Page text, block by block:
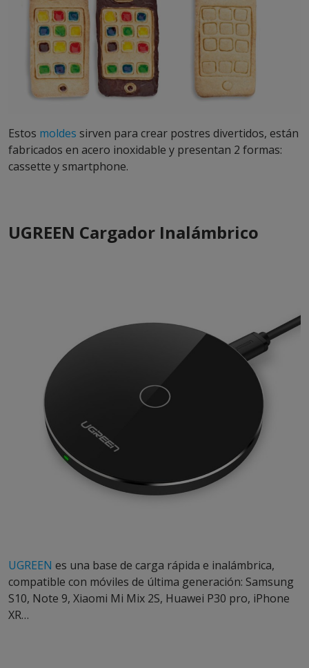
Estos moldes sirven para crear postres divertidos, están
fabricados en acero inoxidable y presentan 2 formas:
cassette y smartphone.
UGREEN Cargador Inalámbrico
UGREEN es una base de carga rápida e inalámbrica,
compatible con móviles de última generación: Samsung
S10, Note 9, Xiaomi Mi Mix 2S, Huawei P30 pro, iPhone
XR…